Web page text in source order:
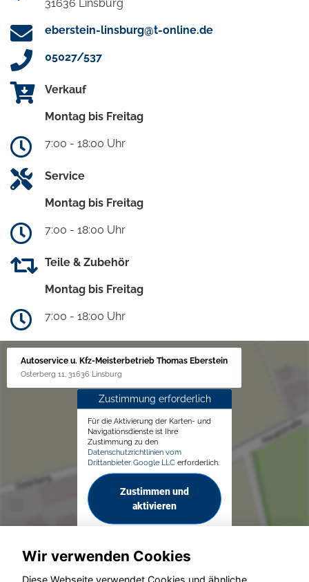
31636 Linsburg
eberstein-linsburg@t-online.de
05027/537
Verkauf
Montag bis Freitag
7:00 - 18:00 Uhr
Service
Montag bis Freitag
7:00 - 18:00 Uhr
Teile & Zubehör
Montag bis Freitag
7:00 - 18:00 Uhr
Autoservice u. Kfz-Meisterbetrieb Thomas Eberstein
Osterberg 11, 31636 Linsburg
Zustimmung erforderlich
Für die Aktivierung der Karten- und
Navigationsdienste ist Ihre
Zustimmung zu den
Datenschutzrichtlinien vom
Drittanbieter Google LLC erforderlich.
Zustimmen und
aktivieren
Wir verwenden Cookies
Diese Webseite verwendet Cookies und ähnliche